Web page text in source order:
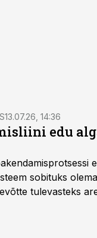
13.07.26, 14:36
edu
sobituks
tulevasteks